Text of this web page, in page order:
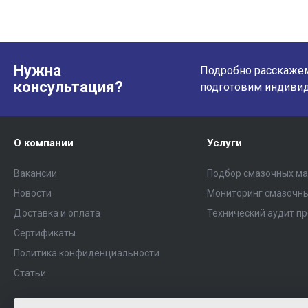
Нужна
консультация?
Подробно
подготовим
О компании
Вакансии
Новости
Доставка и оплата
Сертификаты
Политика конфиденциальности
Статьи
Услуги
Подбор смазочных
Мониторинг
Технический аудит